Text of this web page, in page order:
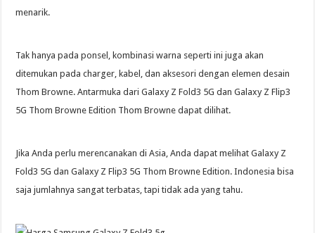
menarik.
Tak hanya pada ponsel, kombinasi warna seperti ini juga akan
ditemukan pada charger, kabel, dan aksesori dengan elemen desain
Thom Browne. Antarmuka dari Galaxy Z Fold3 5G dan Galaxy Z Flip3
5G Thom Browne Edition Thom Browne dapat dilihat.
Jika Anda perlu merencanakan di Asia, Anda dapat melihat Galaxy Z
Fold3 5G dan Galaxy Z Flip3 5G Thom Browne Edition. Indonesia bisa
saja jumlahnya sangat terbatas, tapi tidak ada yang tahu.